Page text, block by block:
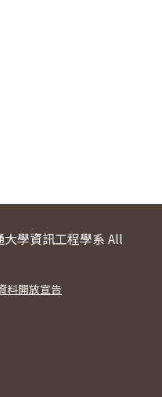
學資訊工程學系 All
料開放宣告